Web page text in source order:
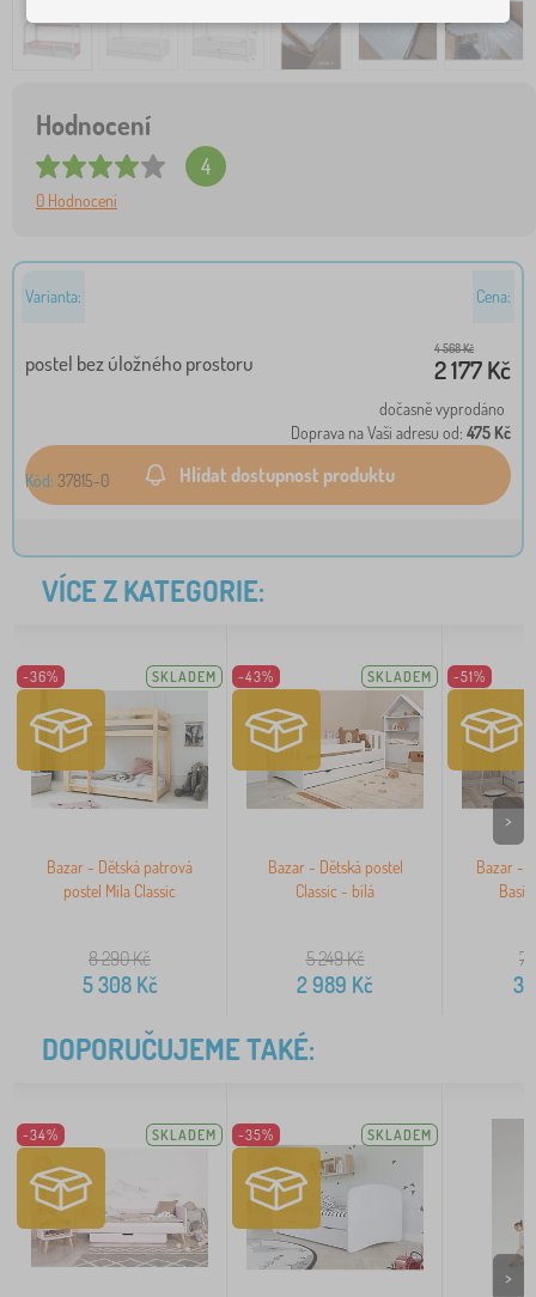
Hodnocení
4
0 Hodnocení
Varianta: Cena:
37815-0
postel bez úložného prostoru
4 568 Kč
2 177 Kč
dočasně vyprodáno
Doprava na Vaši adresu od: 475 Kč
Hlídat dostupnost produktu
VÍCE Z KATEGORIE:
-36% SKLADEM
Bazar - Dětská patrová
postel Mila Classic
8 290Kč
5 308Kč
-43% SKLADEM
Bazar - Dětská postel
Classic - bílá
5 249Kč
2 989 Kč
-51%
Bazar -
7
3
>
DOPORUČUJEME TAKÉ:
-34% SKLADEM -35% SKLADEM
>